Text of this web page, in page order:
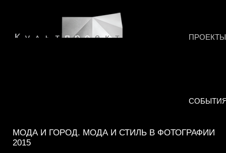
ПРОЕКТЫ
МОДА И ГОРОД. МОДА И СТИЛЬ В ФОТОГРАФИИ
2015